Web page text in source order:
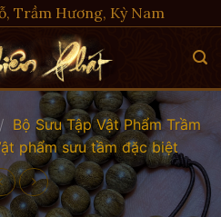
Trầm Hương, Kỳ Nam
/ Bộ Sưu Tập Vật Phẩm Trầm
phẩm sưu tầm đặc biệt